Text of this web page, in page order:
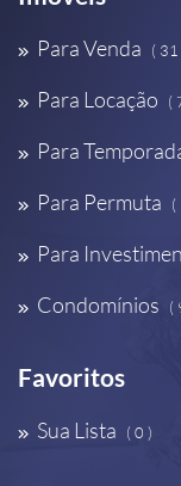
Para Venda ( 31
Para Locação (
Para
Para Permuta (
Para
Condomínios (
Favoritos
Sua Lista ( 0 )